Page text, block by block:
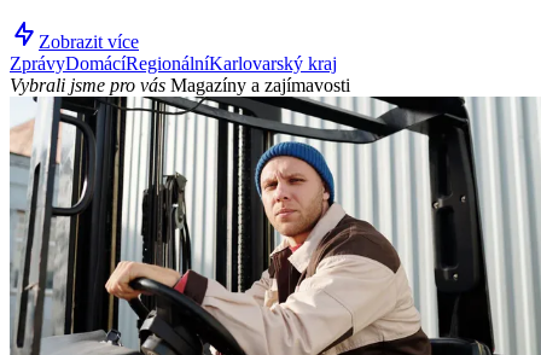
Zobrazit více
ZprávyDomácíRegionálníKarlovarský kraj
Vybrali jsme pro vás Magazíny a zajímavosti